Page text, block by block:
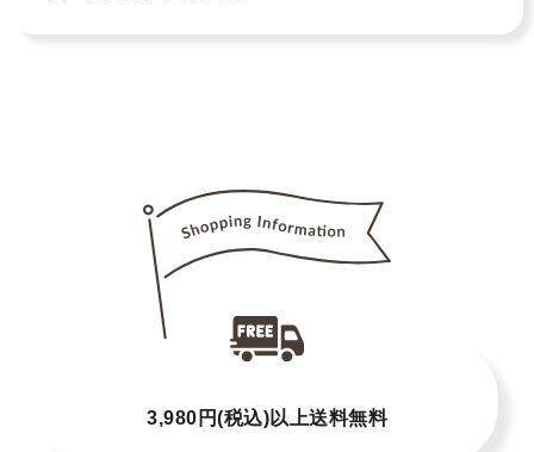
3,980円(税込)以上送料無料